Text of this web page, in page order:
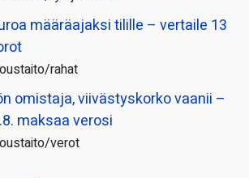
määräajaksi tilille – vertaile 13
rahat
omistaja, viivästyskorko vaanii –
maksaa verosi
verot